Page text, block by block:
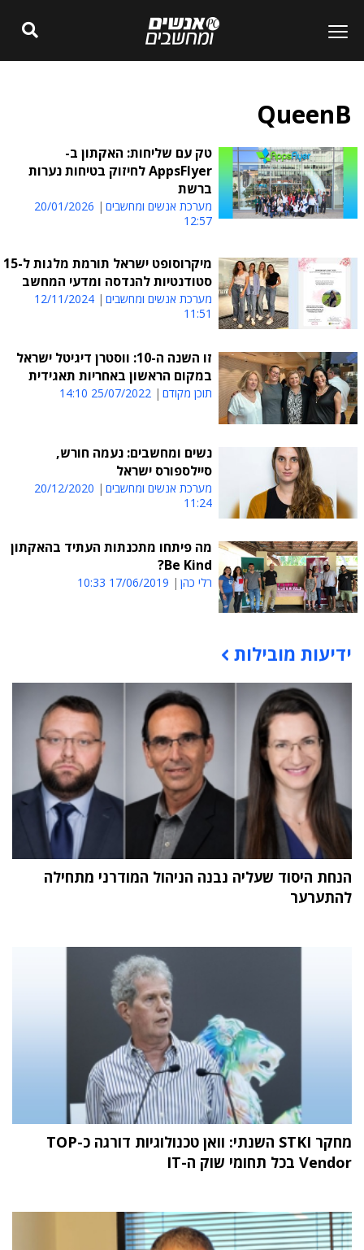
QueenB
טק עם שליחות: האקתון ב-
AppsFlyer לחיזוק בטיחות נערות
ברשת
מערכת אנשים ומחשבים
20/01/2026
12:57
מיקרוסופט ישראל תורמת מלגות ל-15
סטודנטיות להנדסה ומדעי המחשב
מערכת אנשים ומחשבים
12/11/2024
11:51
זו השנה ה-10: ווסטרן דיגיטל ישראל
במקום הראשון באחריות תאגידית
תוכן מקודם 25/07/2022 14:10
נשים ומחשבים: נעמה חורש,
סיילספורס ישראל
מערכת אנשים ומחשבים
20/12/2020
11:24
מה פיתחו מתכנתות העתיד בהאקתון
Be Kind?
רלי כהן 17/06/2019 10:33
תוכן פרסומי
ידיעות מובילות
הנחת היסוד שעליה נבנה הניהול המודרני מתחילה
להתערער
מחקר STKI השנתי: וואן טכנולוגיות דורגה כ-TOP
Vendor בכל תחומי שוק ה-IT